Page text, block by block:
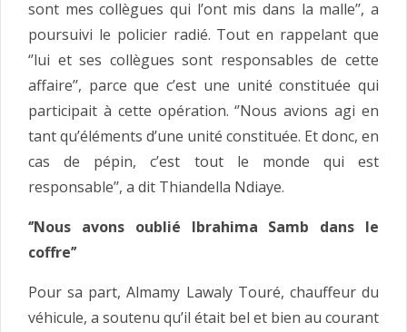
sont mes collègues qui l’ont mis dans la malle’’, a
poursuivi le policier radié. Tout en rappelant que
‘’lui et ses collègues sont responsables de cette
affaire’’, parce que c’est une unité constituée qui
participait à cette opération. ‘’Nous avions agi en
tant qu’éléments d’une unité constituée. Et donc, en
cas de pépin, c’est tout le monde qui est
responsable’’, a dit Thiandella Ndiaye.
‘’Nous avons oublié Ibrahima Samb dans le
coffre’’
Pour sa part, Almamy Lawaly Touré, chauffeur du
véhicule, a soutenu qu’il était bel et bien au courant